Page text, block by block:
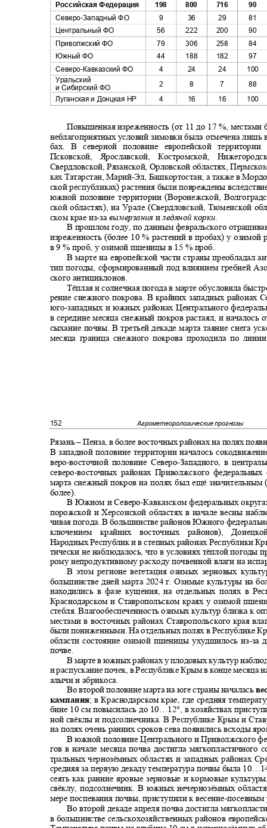
90
81
90
84
97
100
Российская Федерация
Северо-Западный ФО
Центральный ФО
198
9
800
36
716
29
56
79
44
4
222
306
188
24
200
258
182
24
Приволжский ФО
Южный ФО
Северо-Кавказский ФО
Уральский
и Сибирский ФО
2
4
8 7 88
Луганская и Донцкая НР 16 16 100
Повышенная изреженность (от 11 до 17 %, местами
неблагоприятных условий зимовки была отмечена
бах. В северной половине европейской
Псковской, Ярославской, Костромской,
Свердловской, Рязанской, Орловской областях,
ках Татарстан, Марий-Эл, Башкортостан, а также в
ской республиках) растения были повреждены
южной половине территории (Воронежской,
ской областях), на Урале (Свердловской, Тюменской
ском крае из-завымерзания и ледяной корки
В прошлом году, по данным февральского
изреженность (более 10 % растений в пробах) у
в 9 % проб, у озимой пшеницы в 15 % проб.
В марте на европейской части страны преобладал
тип погоды, сформированный под влиянием гребней
ского антициклонов.
Тёплая и солнечная погода в марте обусловила
рение снежного покрова. В крайних западных районах
юго-западных и южных районах Центрального
в середине месяца снежный покров растаял, и началось
сыхание почвы. В третьей декаде марта таяние снега
месяца граница снежного покрова проходила по
152 Агрометеорологические прогнозы
Рязань–Пенза, в более восточных районах на полях
В западной половине территории началось
веро-восточной половине Северо-Западного, в
северо-восточных районах Приволжского
марта снежный покров на полях был ещё
более).
В Южном и Северо-Кавказском федеральных
порожской и Херсонской областях в начале весны
чивая погода. В большинстве районов Южного
ключением крайних восточных районов),
Народных Республик и в степных районах Республики
тически не наблюдалось, что в условиях тёплой погоды
рому непродуктивному расходу почвенной влаги на
В этом регионе вегетация озимых зерновых
большинстве дней марта 2024 г. Озимые культуры на
находились в фазе кущения, на отдельных полях в
Краснодарском и Ставропольском краях у озимой
стебля. Влагообеспеченность озимых культур близка к
местами в восточных районах Ставропольского края
были пониженными. На отдельных полях в Республике
области состояние озимой пшеницы ухудшилось из-за
почве.
В марте в южных районах у плодовых культур
и распускание почек, в Республике Крым в конце месяца
алычи и абрикоса.
Во второй половине марта на юге страны началась
кампания; в Краснодарском крае, где средняя
бине 10 см повысилась до 10…12°, в хозяйствах
ной свёклы и подсолнечника. В Республике Крым и
на полях очень ранних сроков сева появились всходы
В южной половине Центрального и Приволжского
гов в начале месяца почва достигла
тральных чернозёмных областях и западных районах
средняя за первую декаду температура почвы была
сеять как ранние яровые зерновые и кормовые
свёклу, подсолнечник. В южных нечернозёмных
мере поспевания почвы, приступили к весенне-
Во второй декаде апреля почва достигла
в большинстве сельскохозяйственных районов